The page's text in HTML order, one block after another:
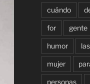
cuándo
for gente
humor las
mujer
personas